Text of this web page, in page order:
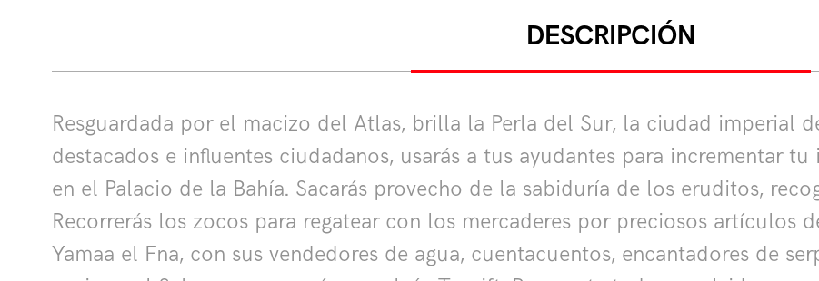
DESCRIPCIÓN
Resguardada por el macizo del Atlas, brilla la Perla del Sur, la ciudad imperial
destacados e influentes ciudadanos, usarás a tus ayudantes para incrementar
en el Palacio de la Bahía. Sacarás provecho de la sabiduría de los eruditos,
Recorrerás los zocos para regatear con los mercaderes por preciosos artículos
Yamaa el Fna, con sus vendedores de agua, cuentacuentos, encantadores de